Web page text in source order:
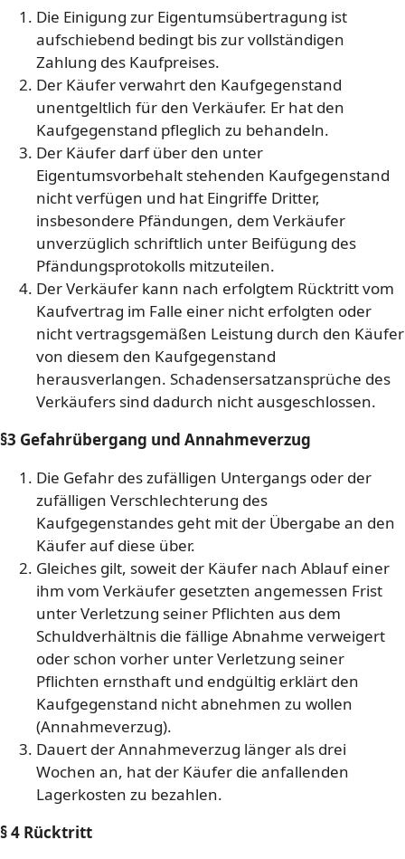
Die Einigung zur Eigentumsübertragung ist
aufschiebend bedingt bis zur vollständigen
Zahlung des Kaufpreises.
Der Käufer verwahrt den Kaufgegenstand
unentgeltlich für den Verkäufer. Er hat den
Kaufgegenstand pfleglich zu behandeln.
Der Käufer darf über den unter
Eigentumsvorbehalt stehenden Kaufgegenstand
nicht verfügen und hat Eingriffe Dritter,
insbesondere Pfändungen, dem Verkäufer
unverzüglich schriftlich unter Beifügung des
Pfändungsprotokolls mitzuteilen.
Der Verkäufer kann nach erfolgtem Rücktritt vom
Kaufvertrag im Falle einer nicht erfolgten oder
nicht vertragsgemäßen Leistung durch den Käufer
von diesem den Kaufgegenstand
herausverlangen. Schadensersatzansprüche des
Verkäufers sind dadurch nicht ausgeschlossen.
§3 Gefahrübergang und Annahmeverzug
Die Gefahr des zufälligen Untergangs oder der
zufälligen Verschlechterung des
Kaufgegenstandes geht mit der Übergabe an den
Käufer auf diese über.
Gleiches gilt, soweit der Käufer nach Ablauf einer
ihm vom Verkäufer gesetzten angemessen Frist
unter Verletzung seiner Pflichten aus dem
Schuldverhältnis die fällige Abnahme verweigert
oder schon vorher unter Verletzung seiner
Pflichten ernsthaft und endgültig erklärt den
Kaufgegenstand nicht abnehmen zu wollen
(Annahmeverzug).
Dauert der Annahmeverzug länger als drei
Wochen an, hat der Käufer die anfallenden
Lagerkosten zu bezahlen.
§ 4 Rücktritt